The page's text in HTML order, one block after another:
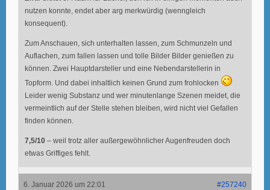
nutzen konnte, endet aber arg merkwürdig (wenngleich
konsequent).
Zum Anschauen, sich unterhalten lassen, zum Schmunzeln und
Auflachen, zum fallen lassen und tolle Bilder Bilder genießen zu
können. Zwei Hauptdarsteller und eine Nebendarstellerin in
Topform. Und dabei inhaltlich keinen Grund zum frohlocken
Leider wenig Substanz und wer minutenlange Szenen meidet, die
vermeintlich auf der Stelle stehen bleiben, wird nicht viel Gefallen
finden können.
7,5/10 – weil trotz aller außergewöhnlicher Augenfreuden doch
etwas Griffiges fehlt.
6. Januar 2026 um 22:01 #257240